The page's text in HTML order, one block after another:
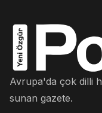
Avrupa'da çok dilli
sunan gazete.